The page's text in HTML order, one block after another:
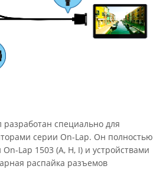
специально для
серии On-Lap. Он полностью
Lap 1503 (A, H, I) и устройствами
распайка разъемов